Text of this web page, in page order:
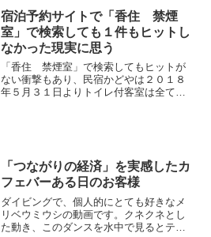
宿泊予約サイトで「香住 禁煙
室」で検索しても１件もヒットし
なかった現実に思う
「香住 禁煙室」で検索してもヒットが
ない衝撃もあり、民宿かどやは２０１８
年５月３１日よりトイレ付客室は全て禁
「つながりの経済」を実感したカ
フェバーある日のお客様
ダイビングで、個人的にとても好きなメ
リベウミウシの動画です。クネクネとし
た動き、このダンスを水中で見るとテン